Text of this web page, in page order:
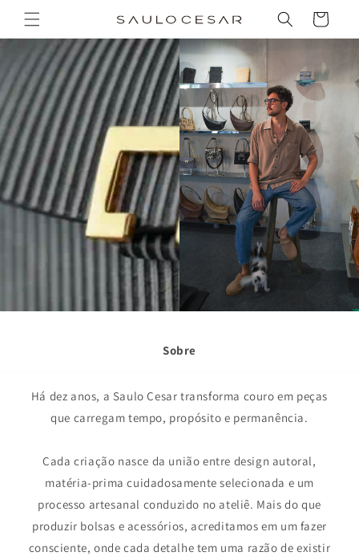
para o
Carrinho
Sobre
Há dez anos, a Saulo Cesar transforma couro em peças
que carregam tempo, propósito e permanência.
Cada criação nasce da união entre design autoral,
matéria-prima cuidadosamente selecionada e um
processo artesanal conduzido no ateliê. Mais do que
produzir bolsas e acessórios, acreditamos em um fazer
consciente, onde cada detalhe tem uma razão de existir